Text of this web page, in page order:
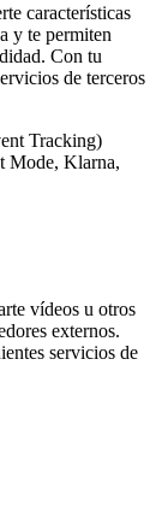
características
y te permiten
Con tu
de terceros
Tracking)
Mode, Klarna,
vídeos u otros
externos.
servicios de